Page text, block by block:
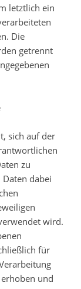
letztlich ein
Die
getrennt
sich auf der
zu
dabei
wird.
für
und